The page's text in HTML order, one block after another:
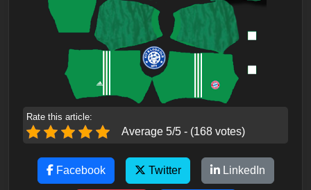
Rate this article:
Average 5/5 - (168 votes)
Facebook Twitter LinkedIn